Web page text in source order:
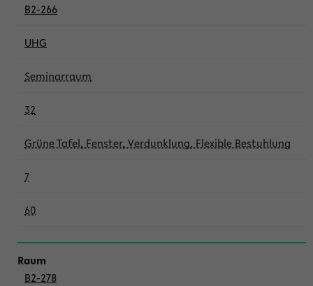
B2-266
UHG
Seminarraum
32
Grüne Tafel, Fenster, Verdunklung, Flexible Bestuhlung
7
60
B2-278